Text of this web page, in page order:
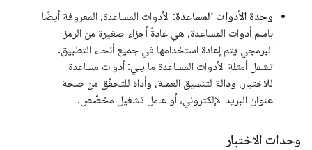
وحدة الأدوات المساعدة: الأدوات المساعدة، المعروفة أيضًا
باسم أدوات المساعدة، هي عادةً أجزاء صغيرة من الرمز
البرمجي يتم إعادة استخدامها في جميع أنحاء التطبيق.
تشمل أمثلة الأدوات المساعدة ما يلي: أدوات مساعدة
للاختبار، ودالة لتنسيق العملة، وأداة للتحقّق من صحة
عنوان البريد الإلكتروني، أو عامل تشغيل مخصّص.
وحدات الاختبار